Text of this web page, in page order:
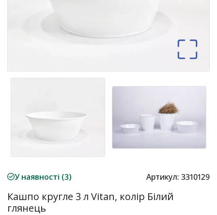
У наявності (3) Артикул: 3310129
Кашпо кругле 3 л Vitan, колір Білий
глянець